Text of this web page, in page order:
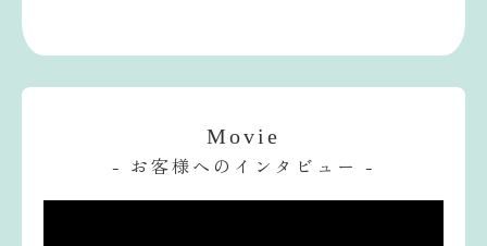
Movie
- お客様へのインタビュー -